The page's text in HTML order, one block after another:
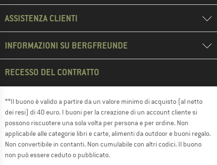
ASSISTENZA CLIENTI
INFORMAZIONI SU BERGFREUNDE
RECESSO DEL CONTRATTO
**Il buono è valido a partire da un valore minimo di acquisto (al netto
dei resi) di 40 euro. I buoni per la creazione di un account cliente si
possono riscuotere una sola volta per persona e per ordine. Non
applicabile alle categorie libri e carte, alimenti da outdoor e buoni regalo.
Non convertibile in contanti. Non cumulabile con altri codici. Il buono
non può essere ceduto o pubblicato.